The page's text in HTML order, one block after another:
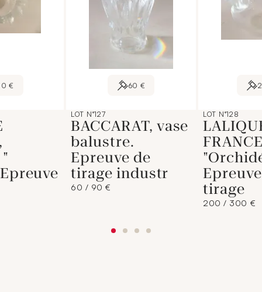
€ 60 €
LOT N°127
BACCARAT, vase
balustre.
Epreuve de
tirage industr
60 / 90 €
LOT N°128
tirage
200 / 300 €